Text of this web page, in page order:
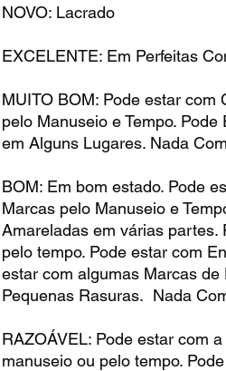
NOVO: Lacrado
EXCELENTE: Em Perfeitas
MUITO BOM: Pode estar com
pelo Manuseio e Tempo.
em Alguns Lugares. Nada
BOM: Em bom estado. Pode
Marcas pelo Manuseio e
Amareladas em várias partes.
pelo tempo. Pode estar com
estar com algumas Marcas de
Pequenas Rasuras. Nada
RAZOÁVEL: Pode estar com
manuseio ou pelo tempo.